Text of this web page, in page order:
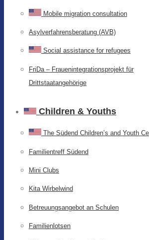
Mobile migration consultation
Asylverfahrensberatung (AVB)
Social assistance for refugees
FriDa – Frauenintegrationsprojekt für
Drittstaatangehörige
Children & Youths
The Südend Children’s and Youth
Familientreff Südend
Mini Clubs
Kita Wirbelwind
Betreuungsangebot an Schulen
Familienlotsen